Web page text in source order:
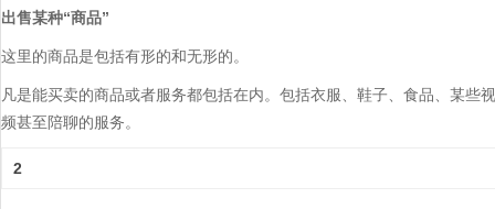
出售某种“商品”
这里的商品是包括有形的和无形的。
凡是能买卖的商品或者服务都包括在内。包括衣服、鞋子、食品、某些视
频甚至陪聊的服务。
2